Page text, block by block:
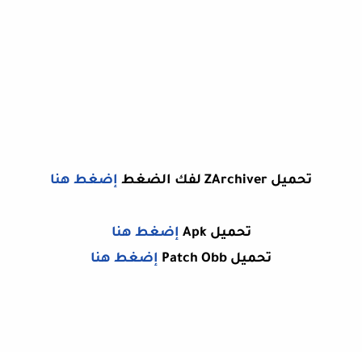
تحميل ZArchiver لفك الضغط إضغط هنا
تحميل Apk
إضغط هنا
تحميل Patch Obb
إضغط هنا